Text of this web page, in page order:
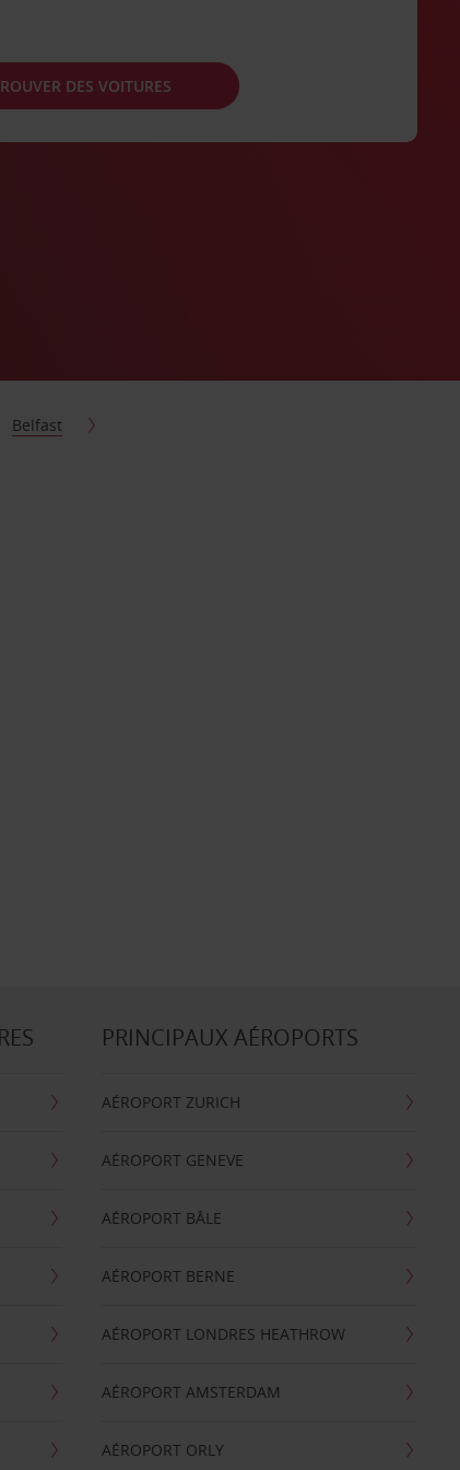
DES VOITURES
Belfast
PRINCIPAUX AÉROPORTS
AÉROPORT ZURICH
AÉROPORT GENEVE
AÉROPORT BÂLE
AÉROPORT BERNE
AÉROPORT LONDRES HEATHROW
AÉROPORT AMSTERDAM
AÉROPORT ORLY